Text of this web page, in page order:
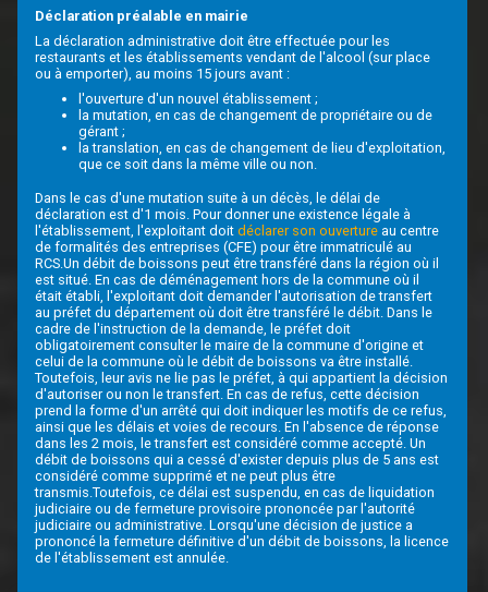
Déclaration préalable en mairie
La déclaration administrative doit être effectuée pour les
restaurants et les établissements vendant de l'alcool (sur place
ou à emporter), au moins 15 jours avant :
l'ouverture d'un nouvel établissement ;
la mutation, en cas de changement de propriétaire ou de
gérant ;
la translation, en cas de changement de lieu d'exploitation,
que ce soit dans la même ville ou non.
Dans le cas d'une mutation suite à un décès, le délai de
déclaration est d'1 mois. Pour donner une existence légale à
l'établissement, l'exploitant doit déclarer son ouverture au centre
de formalités des entreprises (CFE) pour être immatriculé au
RCS.Un débit de boissons peut être transféré dans la région où il
est situé. En cas de déménagement hors de la commune où il
était établi, l'exploitant doit demander l'autorisation de transfert
au préfet du département où doit être transféré le débit. Dans le
cadre de l'instruction de la demande, le préfet doit
obligatoirement consulter le maire de la commune d'origine et
celui de la commune où le débit de boissons va être installé.
Toutefois, leur avis ne lie pas le préfet, à qui appartient la décision
d'autoriser ou non le transfert. En cas de refus, cette décision
prend la forme d'un arrêté qui doit indiquer les motifs de ce refus,
ainsi que les délais et voies de recours. En l'absence de réponse
dans les 2 mois, le transfert est considéré comme accepté. Un
débit de boissons qui a cessé d'exister depuis plus de 5 ans est
considéré comme supprimé et ne peut plus être
transmis.Toutefois, ce délai est suspendu, en cas de liquidation
judiciaire ou de fermeture provisoire prononcée par l'autorité
judiciaire ou administrative. Lorsqu'une décision de justice a
prononcé la fermeture définitive d'un débit de boissons, la licence
de l'établissement est annulée.